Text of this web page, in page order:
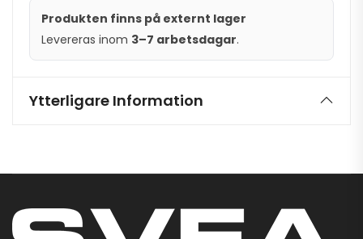
Produkten finns på externt lager
Levereras inom 3–7 arbetsdagar.
Ytterligare Information